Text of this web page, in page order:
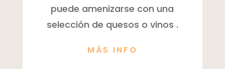
puede amenizarse con una
selección de quesos o vinos .
MÁS INFO